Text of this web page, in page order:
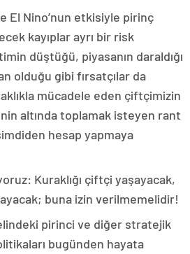
El Nino’nun etkisiyle pirinç
kayıplar ayrı bir risk
düştüğü, piyasanın daraldığı
olduğu gibi fırsatçılar da
mücadele eden çiftçimizin
altında toplamak isteyen rant
hesap yapmaya
Kuraklığı çiftçi yaşayacak,
buna izin verilmemelidir!
pirinci ve diğer stratejik
bugünden hayata